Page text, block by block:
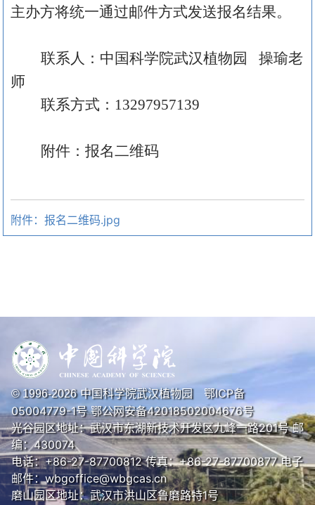
主办方将统一通过邮件方式发送报名结果。
联系 人：中国科学院武汉植物园
操瑜老
师
联系方式： 13297957139
附件：报名二维码
附件：报名二维码.jpg
© 1996-2026中国科学院武汉植物园 鄂ICP备
05004779-1号鄂公网安备42018502004676号
光谷园区地址：武汉市东湖新技术开发区九峰一路201号 邮
编：430074
电话：+86-27-87700812 传真：+86-27-87700877 电子
邮件：wbgoffice@wbgcas.cn
磨山园区地址：武汉市洪山区鲁磨路特1号